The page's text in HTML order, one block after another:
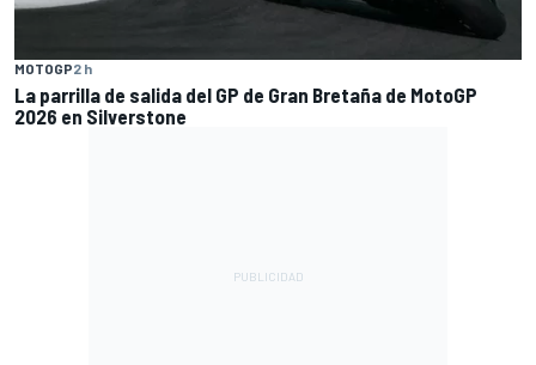
MOTOGP2 h
La parrilla de salida del GP de Gran Bretaña de MotoGP
2026 en Silverstone